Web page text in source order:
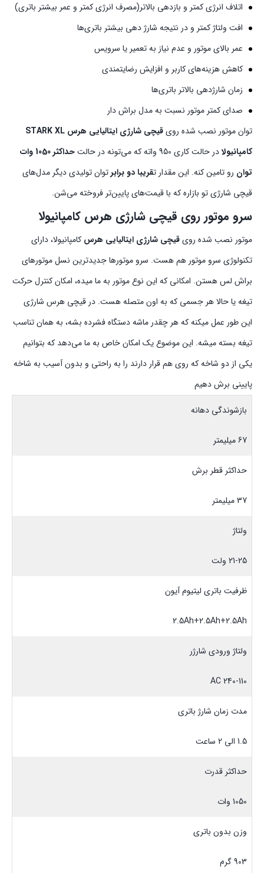
اتلاف انرژی کمتر و بازدهی بالاتر(مصرف انرژی کمتر و عمر بیشتر باتری)
افت ولتاژ کمتر و در نتیجه شارژ دهی بیشتر باتری‌ها
عمر بالای موتور و عدم نیاز به تعمیر یا سرویس
کاهش هزینه‌های کاربر و افزایش رضایتمندی
زمان شارژدهی بالاتر باتری‌ها
صدای کمتر موتور نسبت به مدل براش دار
توان موتور نصب شده روی
قیچی شارژی ایتالیایی هرس STARK XL
کامپانیولادر حالت کاری 950 واته که می‌تونه در حالت
حداکثر 1050 وات
توان رو تامین کنه. این مقدار تقریبا دو برابرتوان تولیدی دیگر مدل‌های
قیچی شارژی تو بازاره که با قیمت‌های پایین‌تر فروخته می‌شن.
سرو موتور روی قیچی شارژی هرس کامپانیولا
موتور نصب شده رویقیچی شارژی ایتالیایی هرس کامپانیولا، دارای
تکنولوژی سرو موتور هم هست. سرو موتورها جدیدترین نسل موتورهای
براش لس هستن. امکانی که این نوع موتور به ما میده، امکان کنترل حرکت
تیغه یا حالا هر جسمی که به اون متصله هست. در قیچی هرس شارژی
این طور عمل میکنه که هر چقدر ماشه دستگاه فشرده بشه، به همان تناسب
تیغه بسته میشه. این موضوع یک امکان خاص به ما می‌دهد که بتوانیم
یکی از دو شاخه که روی هم قرار دارند را به راحتی و بدون آسیب به شاخه
پایینی برش دهیم
بازشوندگی دهانه
67 میلیمتر
حداکثر قطر برش
37 میلیمتر
ولتاژ
21-25 ولت
ظرفیت باتری لیتیوم آیون
2.5Ah+2.5Ah+2.5Ah
ولتاژ ورودی شارژر
240-110 AC
مدت زمان شارژ باتری
1.5 الی 2 ساعت
حداکثر قدرت
1050 وات
وزن بدون باتری
903 گرم